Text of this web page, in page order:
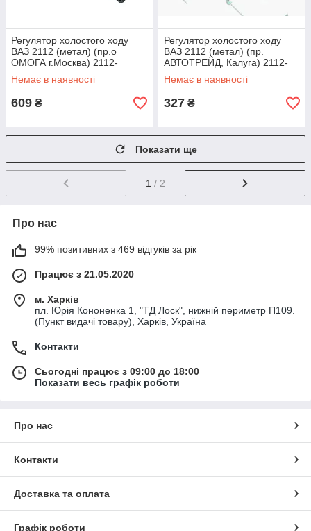
Регулятор холостого ходу
ВАЗ 2112 (метал) (пр.о
ОМОГА г.Москва) 2112-
1148300
Немає в наявності
609 ₴
Регулятор холостого ходу
ВАЗ 2112 (метал) (пр.
АВТОТРЕЙД, Калуга) 2112-
1148300
Немає в наявності
327 ₴
Показати ще
1 / 2
Про нас
99% позитивних з 469 відгуків за рік
Працює з 21.05.2020
м. Харків
пл. Юрія Кононенка 1, "ТД Лоск", нижній периметр П109.
(Пункт видачі товару), Харків, Україна
Контакти
Сьогодні працює з 09:00 до 18:00
Показати весь графік роботи
Про нас
Контакти
Доставка та оплата
Графік роботи